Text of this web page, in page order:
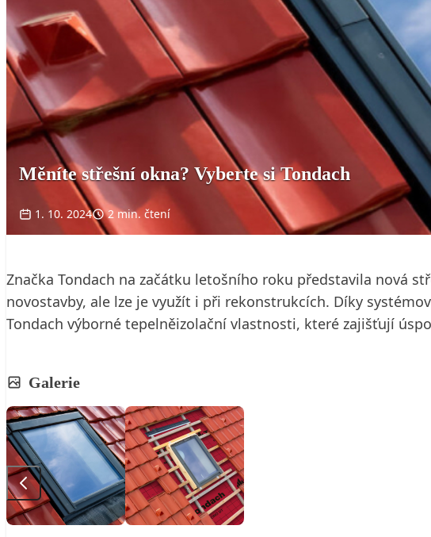
Měníte střešní okna? Vyberte si Tondach
1. 10. 2024 2 min. čtení
Značka Tondach na začátku letošního roku představila nová
novostavby, ale lze je využít i při rekonstrukcích. Díky
Tondach výborné tepelněizolační vlastnosti, které zajišťují
Galerie